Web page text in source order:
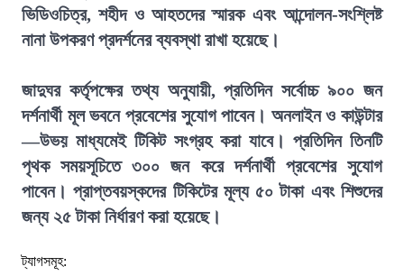
ভিডিওচিত্র, শহীদ ও আহতদের স্মারক এবং আন্দোলন-সংশ্লিষ্ট
নানা উপকরণ প্রদর্শনের ব্যবস্থা রাখা হয়েছে।
জাদুঘর কর্তৃপক্ষের তথ্য অনুযায়ী, প্রতিদিন সর্বোচ্চ ৯০০ জন
দর্শনার্থী মূল ভবনে প্রবেশের সুযোগ পাবেন। অনলাইন ও কাউন্টার
—উভয় মাধ্যমেই টিকিট সংগ্রহ করা যাবে। প্রতিদিন তিনটি
পৃথক সময়সূচিতে ৩০০ জন করে দর্শনার্থী প্রবেশের সুযোগ
পাবেন। প্রাপ্তবয়স্কদের টিকিটের মূল্য ৫০ টাকা এবং শিশুদের
জন্য ২৫ টাকা নির্ধারণ করা হয়েছে।
ট্যাগসমূহ: